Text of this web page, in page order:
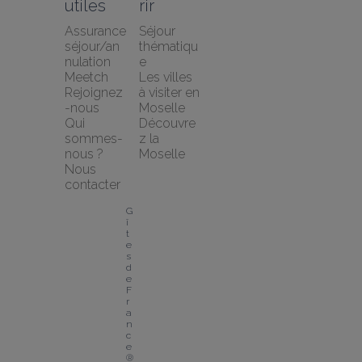
utiles
Assurance
séjour/an
nulation
Meetch
Rejoignez
-nous
Qui
sommes-
nous ?
Nous
contacter
rir
Séjour
thématiqu
e
Les villes
à visiter en
Moselle
Découvre
z la
Moselle
G
î
t
e
s
d
e
F
r
a
n
c
e
®